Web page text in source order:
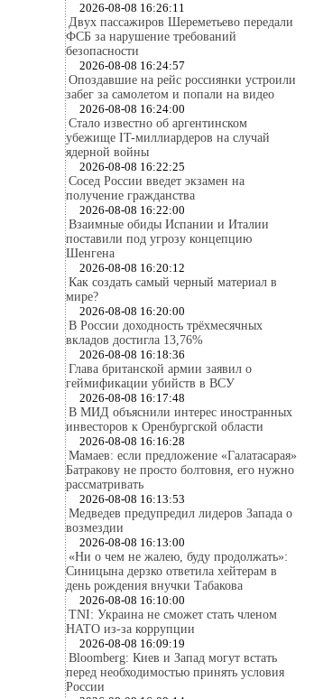
2026-08-08 16:26:11
Двух пассажиров Шереметьево передали
ФСБ за нарушение требований
безопасности
2026-08-08 16:24:57
Опоздавшие на рейс россиянки устроили
забег за самолетом и попали на видео
2026-08-08 16:24:00
Стало известно об аргентинском
убежище IT-миллиардеров на случай
ядерной войны
2026-08-08 16:22:25
Сосед России введет экзамен на
получение гражданства
2026-08-08 16:22:00
Взаимные обиды Испании и Италии
поставили под угрозу концепцию
Шенгена
2026-08-08 16:20:12
Как создать самый черный материал в
мире?
2026-08-08 16:20:00
В России доходность трёхмесячных
вкладов достигла 13,76%
2026-08-08 16:18:36
Глава британской армии заявил о
геймификации убийств в ВСУ
2026-08-08 16:17:48
В МИД объяснили интерес иностранных
инвесторов к Оренбургской области
2026-08-08 16:16:28
Мамаев: если предложение «Галатасарая»
Батракову не просто болтовня, его нужно
рассматривать
2026-08-08 16:13:53
Медведев предупредил лидеров Запада о
возмездии
2026-08-08 16:13:00
«Ни о чем не жалею, буду продолжать»:
Синицына дерзко ответила хейтерам в
день рождения внучки Табакова
2026-08-08 16:10:00
TNI: Украина не сможет стать членом
НАТО из-за коррупции
2026-08-08 16:09:19
Bloomberg: Киев и Запад могут встать
перед необходимостью принять условия
России